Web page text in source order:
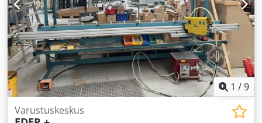
1 /9
Varustuskeskus